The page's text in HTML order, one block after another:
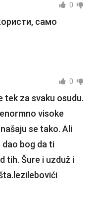
0
само
0
tek za svaku osudu.
visoke
se tako. Ali
dao bog da ti
tih. Šure i uzduž i